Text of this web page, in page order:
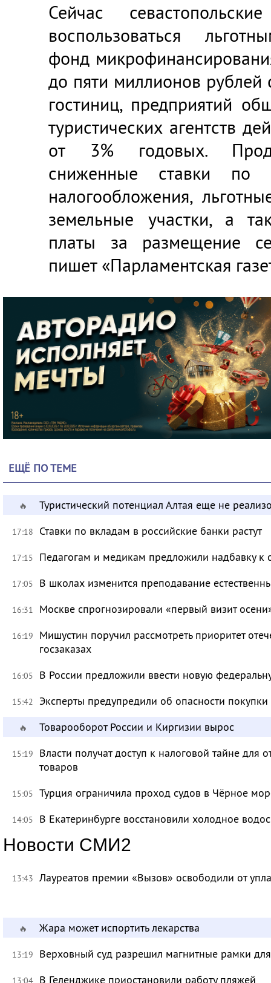
Сейчас
воспользоваться
фонд
до пяти миллионов рублей
гостиниц, предприятий
туристических агентств
от 3% годовых.
сниженные ставки по
налогообложения,
земельные участки, а
платы за размещение
пишет«Парламентская
ЕЩЁ ПО ТЕМЕ
🔥 Туристический потенциал Алтая еще не
17:18 Ставки по вкладам в российские банки растут
17:15 Педагогам и медикам предложили надбавку к
17:05 В школах изменится преподавание
16:31 Москве спрогнозировали «первый визит
16:19
Мишустин поручил рассмотреть приоритет
госзаказах
16:05 В России предложили ввести новую
15:42 Эксперты предупредили об опасности
🔥 Товарооборот России и Киргизии вырос
15:19
Власти получат доступ к налоговой тайне для
товаров
15:05 Турция ограничила проход судов в Чёрное
14:05 В Екатеринбурге восстановили холодное
Новости СМИ2
13:43 Лауреатов премии «Вызов» освободили от
🔥 Жара может испортить лекарства
13:19 Верховный суд разрешил магнитные рамки
13:04 В Геленджике приостановили работу пляжей